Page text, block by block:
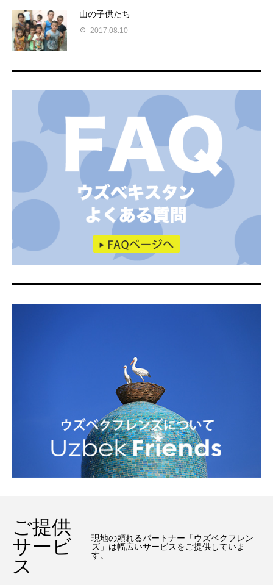
山の子供たち
2017.08.10
ご提供
サービ
ス
現地の頼れるパートナー「ウズベクフレン
ズ」は幅広いサービスをご提供していま
す。